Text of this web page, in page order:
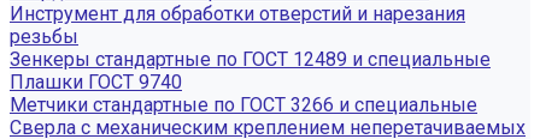
Инструмент для обработки отверстий и нарезания
резьбы
Зенкеры стандартные по ГОСТ 12489 и специальные
Плашки ГОСТ 9740
Метчики стандартные по ГОСТ 3266 и специальные
Сверла с механическим креплением неперетачиваемых